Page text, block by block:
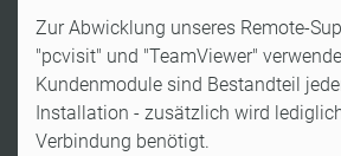
Zur Abwicklung unseres Remote-
"pcvisit" und "TeamViewer"
Kundenmodule sind Bestandteil
Installation - zusätzlich wird
Verbindung benötigt.